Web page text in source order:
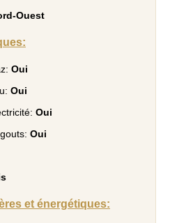
Ouest
Oui
Oui
Oui
Oui
et énergétiques: